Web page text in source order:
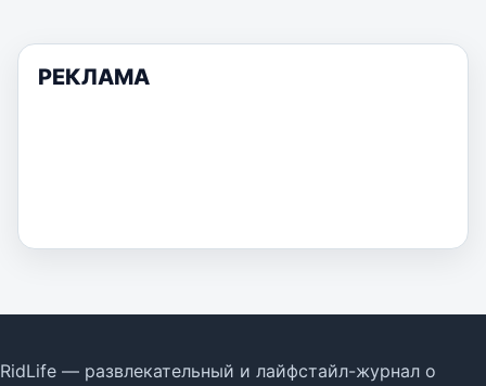
РЕКЛАМА
RidLife — развлекательный и лайфстайл-журнал о